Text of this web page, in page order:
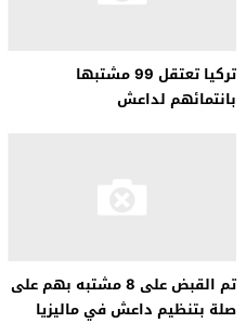
تركيا تعتقل 99 مشتبها
بانتمائهم لداعش
تم القبض على 8 مشتبه بهم على
صلة بتنظيم داعش في ماليزيا